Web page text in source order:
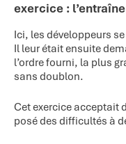
exercice :
Ici, les développeurs
Il leur était ensuite
l’ordre fourni, la plus
sans doublon.
Cet exercice acceptait
posé des difficultés à